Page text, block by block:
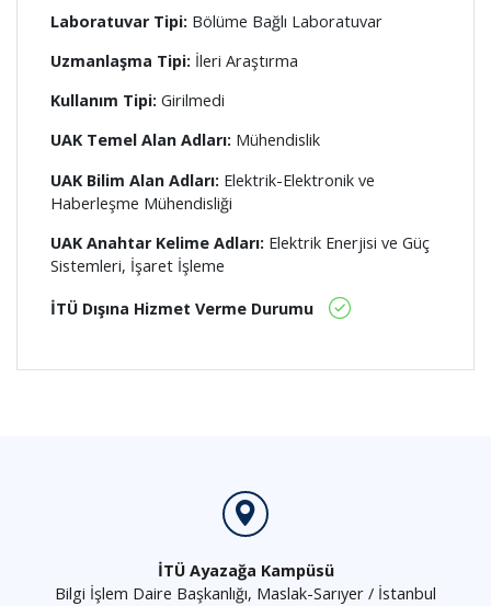
Laboratuvar Tipi: Bölüme Bağlı Laboratuvar
Uzmanlaşma Tipi: İleri Araştırma
Kullanım Tipi: Girilmedi
UAK Temel Alan Adları: Mühendislik
UAK Bilim Alan Adları: Elektrik-Elektronik ve
Haberleşme Mühendisliği
UAK Anahtar Kelime Adları: Elektrik Enerjisi ve Güç
Sistemleri, İşaret İşleme
İTÜ Dışına Hizmet Verme Durumu
İTÜ Ayazağa Kampüsü
Bilgi İşlem Daire Başkanlığı, Maslak-Sarıyer / İstanbul